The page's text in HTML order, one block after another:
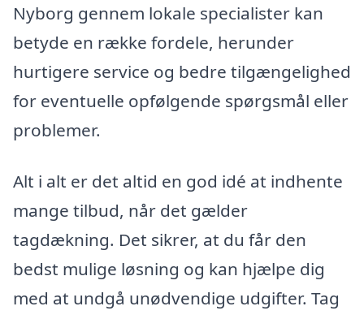
Nyborg gennem lokale specialister kan
betyde en række fordele, herunder
hurtigere service og bedre tilgængelighed
for eventuelle opfølgende spørgsmål eller
problemer.
Alt i alt er det altid en god idé at indhente
mange tilbud, når det gælder
tagdækning. Det sikrer, at du får den
bedst mulige løsning og kan hjælpe dig
med at undgå unødvendige udgifter. Tag